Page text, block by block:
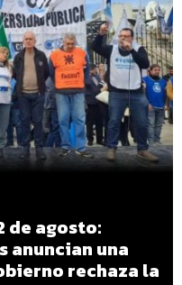
de agosto:
anuncian una
rechaza la